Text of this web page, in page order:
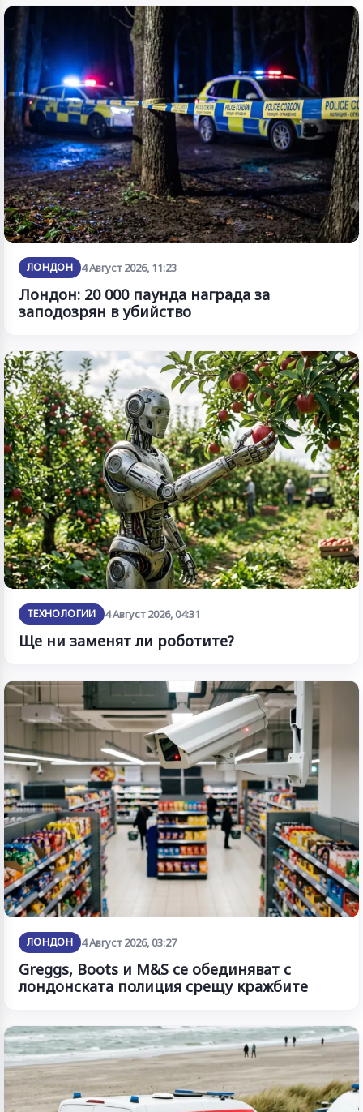
ЛОНДОН 4 Август 2026, 11:23
Лондон: 20 000 паунда награда за
заподозрян в убийство
ТЕХНОЛОГИИ 4 Август 2026, 04:31
Ще ни заменят ли роботите?
ЛОНДОН 4 Август 2026, 03:27
Greggs, Boots и M&S се обединяват с
лондонската полиция срещу кражбите